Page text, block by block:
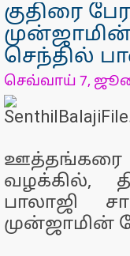
குதிரை
செந்தில்
செவ்வாய் 7, ஜூலை
ஊத்தங்கரை
வழக்கில்,
பாலாஜி
முன்ஜாமின்